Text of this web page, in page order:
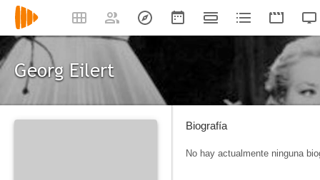
Georg Eilert
Biografía
No hay actualmente ninguna